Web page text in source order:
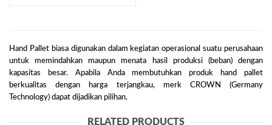
Hand Pallet biasa digunakan dalam kegiatan operasional suatu perusahaan
untuk memindahkan maupun menata hasil produksi (beban) dengan
kapasitas besar. Apabila Anda membutuhkan produk hand pallet
berkualitas dengan harga terjangkau, merk CROWN (Germany
Technology) dapat dijadikan pilihan.
RELATED PRODUCTS